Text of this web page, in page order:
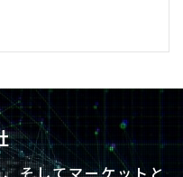
そしてマーケットと